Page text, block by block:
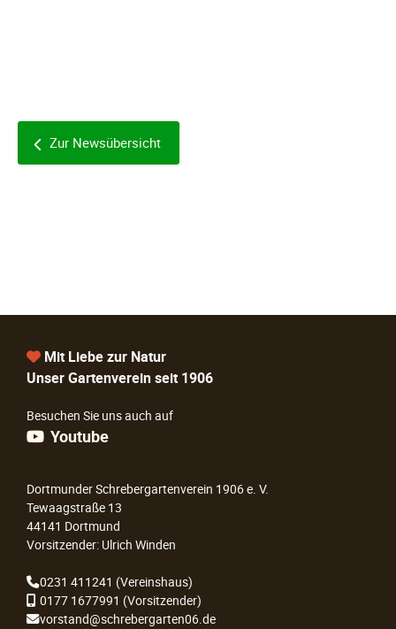
Zur Newsübersicht
Mit Liebe zur Natur
Unser Gartenverein seit 1906
Besuchen Sie uns auch auf
Youtube
Dortmunder Schrebergartenverein 1906 e. V.
Tewaagstraße 13
44141 Dortmund
Vorsitzender: Ulrich Winden
0231 411241 (Vereinshaus)
0177 1677991 (Vorsitzender)
vorstand@schrebergarten06.de